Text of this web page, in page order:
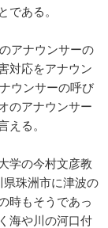
である。
アナウンサーの
対応をアナウン
ウンサーの呼び
のアナウンサー
える。
学の今村文彦教
珠洲市に津波の
時もそうであっ
海や川の河口付